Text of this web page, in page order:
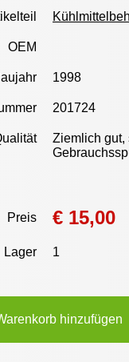
OEM
1998
201724
Ziemlich gut,
Preis € 15,00
Lager 1
hinzufügen